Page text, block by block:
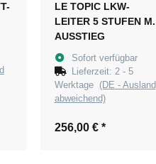
LE TOPIC LKW-
LEITER 5 STUFEN M.
AUSSTIEG
Sofort verfügbar
Lieferzeit: 2 - 5
Werktage (DE - Ausland
abweichend)
256,00 € *